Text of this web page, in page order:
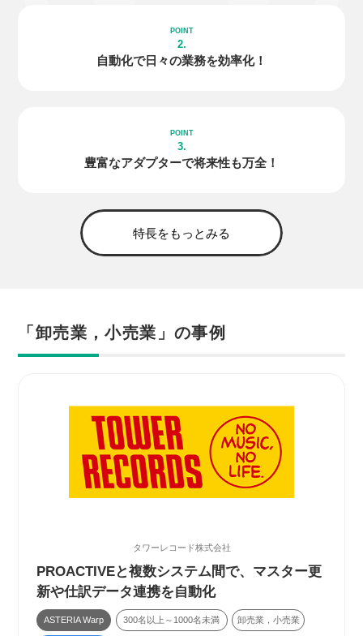
2.
自動化で日々の業務を効率化！
3.
豊富なアダプターで将来性も万全！
特長をもっとみる
「卸売業，小売業」の事例
タワーレコード株式会社
PROACTIVEと複数システム間で、マスター更
新や仕訳データ連携を自動化
ASTERIA Warp 300名以上～1000名未満 卸売業，小売業